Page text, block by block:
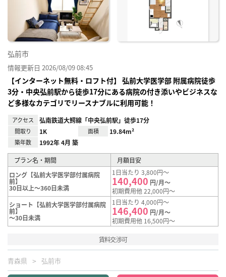
弘前市
情報更新日 2026/08/09 08:45
【インターネット無料・ロフト付】 弘前大学医学部 附属病院徒歩
3分・中央弘前駅から徒歩17分にある病院の付き添いやビジネスな
ど多様なカテゴリでリースナブルに利用可能！
アクセス 弘南鉄道大鰐線「中央弘前駅」徒歩17分
間取り 1K 面積 19.84m²
築年数 1992年 4月 築
プラン名・期間
月額目安
ロング【弘前大学医学部付属病院
前】
30日以上～360日未満
1日当たり 3,800円～
140,400 円/月～
初期費用他 22,000円～
ショート【弘前大学医学部付属病院
前】
～30日未満
1日当たり 4,000円～
146,400 円/月～
初期費用他 16,500円～
賃料交渉可
青森県 弘前市